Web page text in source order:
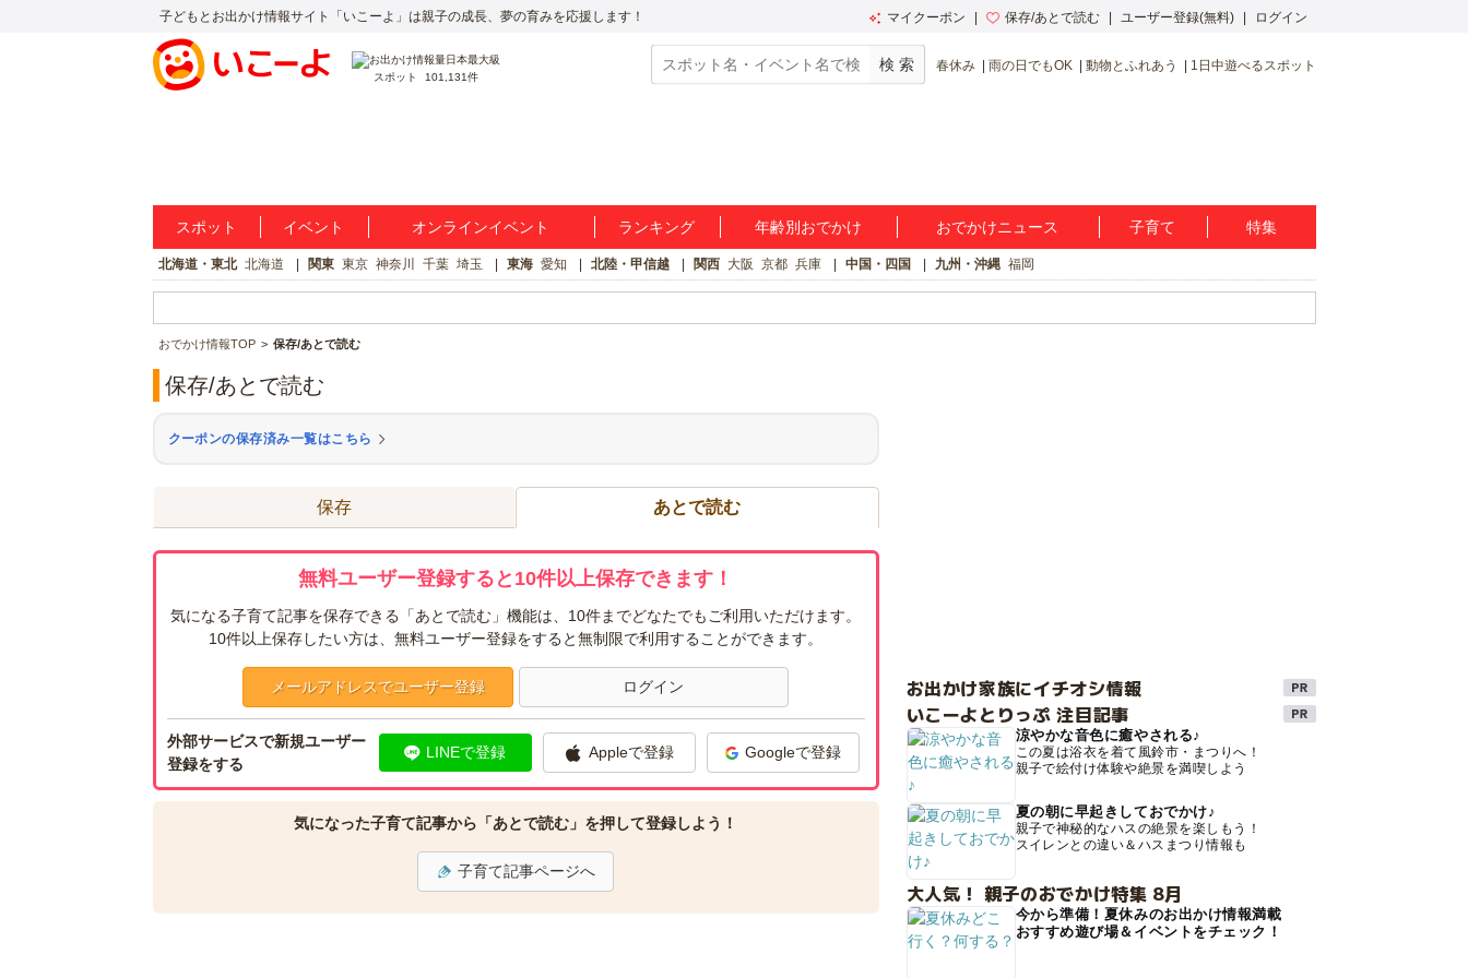
子どもとお出かけ情報サイト「いこーよ」は親子の成長、夢の育みを応援します！ マイクーポン 保存/あとで読む ユーザー登録(無料) ログイン
スポット 101,131件
春休み 雨の日でもOK 動物とふれあう 1日中遊べるスポット
スポット イベント オンラインイベント ランキング 年齢別おでかけ おでかけニュース 子育て 特集
北海道・東北 北海道 関東 東京 神奈川 千葉 埼玉 東海 愛知 北陸・甲信越 関西 大阪 京都 兵庫 中国・四国 九州・沖縄 福岡
おでかけ情報TOP 保存/あとで読む
保存/あとで読む
クーポンの保存済み一覧はこちら
保存 あとで読む
無料ユーザー登録すると10件以上保存できます！
気になる子育て記事を保存できる「あとで読む」機能は、10件までどなたでもご利用いただけます。
10件以上保存したい方は、無料ユーザー登録をすると無制限で利用することができます。
メールアドレスでユーザー登録 ログイン
外部サービスで新規ユーザー
登録をする
LINEで登録 Appleで登録 Googleで登録
気になった子育て記事から「あとで読む」を押して登録しよう！
子育て記事ページへ
お出かけ家族にイチオシ情報
いこーよとりっぷ 注目記事
涼やかな音色に癒やされる♪
この夏は浴衣を着て風鈴市・まつりへ！
親子で絵付け体験や絶景を満喫しよう
夏の朝に早起きしておでかけ♪
親子で神秘的なハスの絶景を楽しもう！
スイレンとの違い＆ハスまつり情報も
大人気！ 親子のおでかけ特集 8月
今から準備！夏休みのお出かけ情報満載
おすすめ遊び場＆イベントをチェック！